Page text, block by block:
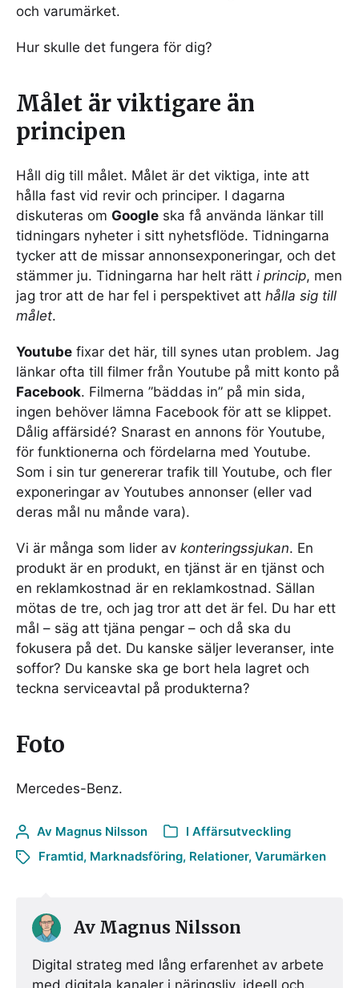
och varumärket.
Hur skulle det fungera för dig?
Målet är viktigare än
principen
Håll dig till målet. Målet är det viktiga, inte att
hålla fast vid revir och principer. I dagarna
diskuteras om Google ska få använda länkar till
tidningars nyheter i sitt nyhetsflöde. Tidningarna
tycker att de missar annonsexponeringar, och det
stämmer ju. Tidningarna har helt rätt i princip, men
jag tror att de har fel i perspektivet att hålla sig till
målet.
Youtube fixar det här, till synes utan problem. Jag
länkar ofta till filmer från Youtube på mitt konto på
Facebook. Filmerna ”bäddas in” på min sida,
ingen behöver lämna Facebook för att se klippet.
Dålig affärsidé? Snarast en annons för Youtube,
för funktionerna och fördelarna med Youtube.
Som i sin tur genererar trafik till Youtube, och fler
exponeringar av Youtubes annonser (eller vad
deras mål nu månde vara).
Vi är många som lider av konteringssjukan. En
produkt är en produkt, en tjänst är en tjänst och
en reklamkostnad är en reklamkostnad. Sällan
mötas de tre, och jag tror att det är fel. Du har ett
mål – säg att tjäna pengar – och då ska du
fokusera på det. Du kanske säljer leveranser, inte
soffor? Du kanske ska ge bort hela lagret och
teckna serviceavtal på produkterna?
Foto
Mercedes-Benz.
Av Magnus Nilsson I Affärsutveckling
Framtid, Marknadsföring, Relationer, Varumärken
Av Magnus Nilsson
Digital strateg med lång erfarenhet av arbete
med digitala kanaler i näringsliv, ideell och